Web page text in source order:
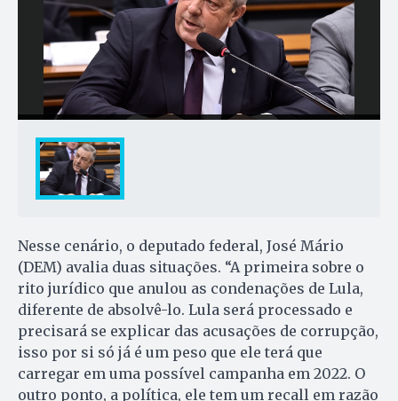
Nesse cenário, o deputado federal, José Mário
(DEM) avalia duas situações. “A primeira sobre o
rito jurídico que anulou as condenações de Lula,
diferente de absolvê-lo. Lula será processado e
precisará se explicar das acusações de corrupção,
isso por si só já é um peso que ele terá que
carregar em uma possível campanha em 2022. O
outro ponto, a política, ele tem um recall em razão